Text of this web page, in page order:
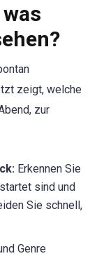
zeigt, welche
zur
Erkennen Sie
sind und
Sie schnell,
Genre